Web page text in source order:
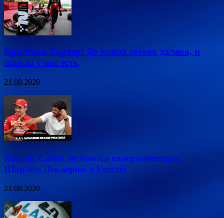
Кристиан Хорнер: До конца сезона далеко, и
шансы у нас есть
21.08.2020
Карлос Сайнс не боится соперничества с
Шарлем Леклером в Ferrari
21.08.2020